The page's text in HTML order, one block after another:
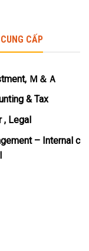
CẤP
Ｍ＆Ａ
& Tax
, Legal
– Internal c